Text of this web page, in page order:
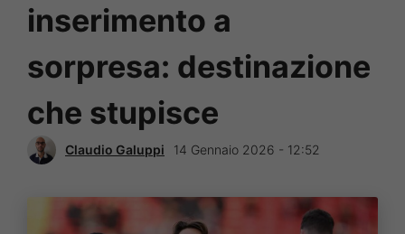
inserimento a
sorpresa: destinazione
che stupisce
Claudio Galuppi 14 Gennaio 2026 - 12:52